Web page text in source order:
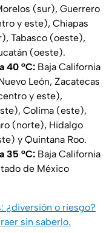
(sur), Guerrero
y este), Chiapas
Tabasco (oeste),
(oeste).
40 °C: Baja California
León, Zacatecas
y este),
Colima (este),
(norte), Hidalgo
y Quintana Roo.
35 °C: Baja California
de México
¿diversión o riesgo?
sin saberlo.